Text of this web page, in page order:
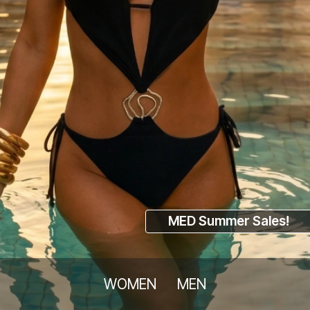
MED Summer Sales!
DISCOVER
WOMEN MEN